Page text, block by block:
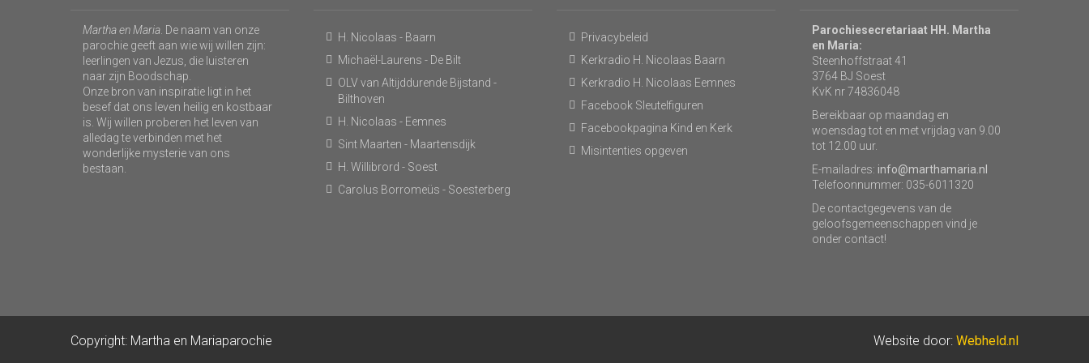
Martha en Maria . De naam van onze
parochie geeft aan wie wij willen zijn:
leerlingen van Jezus, die luisteren
naar zijn Boodschap.
Onze bron van inspiratie ligt in het
besef dat ons leven heilig en kostbaar
is. Wij willen proberen het leven van
alledag te verbinden met het
wonderlijke mysterie van ons
bestaan.
H. Nicolaas - Baarn
Michaël-Laurens - De Bilt
OLV van Altijddurende Bijstand -
Bilthoven
H. Nicolaas - Eemnes
Sint Maarten - Maartensdijk
H. Willibrord - Soest
Carolus Borromeüs - Soesterberg
Privacybeleid
Kerkradio H. Nicolaas Baarn
Kerkradio H. Nicolaas Eemnes
Facebook Sleutelfiguren
Facebookpagina Kind en Kerk
Misintenties opgeven
Parochiesecretariaat HH. Martha
en Maria:
Steenhoffstraat 41
3764 BJ Soest
KvK nr 74836048
Bereikbaar op maandag en
woensdag tot en met vrijdag van 9.00
tot 12.00 uur.
E-mailadres: info@marthamaria.nl
Telefoonnummer: 035-6011320
De contactgegevens van de
geloofsgemeenschappen vind je
onder contact!
Copyright: Martha en Mariaparochie Website door: Webheld.nl